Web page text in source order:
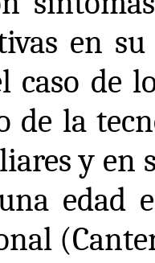
en
caso de
de la
y en
edad